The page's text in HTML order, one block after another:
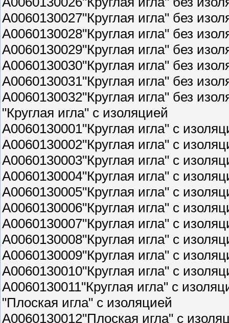
A0060130027"Круглая игла" без
A0060130028"Круглая игла" без
A0060130029"Круглая игла" без
A0060130030"Круглая игла" без
A0060130031"Круглая игла" без
A0060130032"Круглая игла" без
"Круглая игла" с изоляцией
A0060130001"Круглая игла" с
A0060130002"Круглая игла" с
A0060130003"Круглая игла" с
A0060130004"Круглая игла" с
A0060130005"Круглая игла" с
A0060130006"Круглая игла" с
A0060130007"Круглая игла" с
A0060130008"Круглая игла" с
A0060130009"Круглая игла" с
A0060130010"Круглая игла" с
A0060130011"Круглая игла" с
"Плоская игла" с изоляцией
A0060130012"Плоская игла" с